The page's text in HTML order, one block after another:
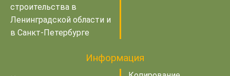
строительства в
Ленинградской области и
в Санкт-Петербурге
Информация